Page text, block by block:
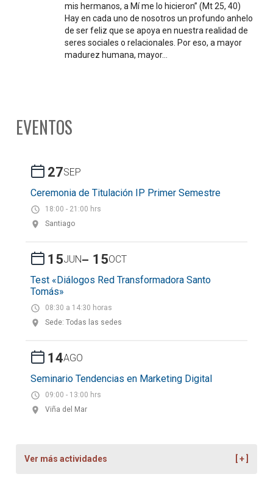
mis hermanos, a Mí me lo hicieron” (Mt 25, 40)
Hay en cada uno de nosotros un profundo anhelo
de ser feliz que se apoya en nuestra realidad de
seres sociales o relacionales. Por eso, a mayor
madurez humana, mayor…
EVENTOS
27SEP
Ceremonia de Titulación IP Primer Semestre
18:00 - 21:00 hrs
Santiago
15JUN- 15OCT
Test «Diálogos Red Transformadora Santo
Tomás»
08:30 a 14:30 horas
Sede: Todas las sedes
14AGO
Seminario Tendencias en Marketing Digital
09:00 - 13:00 hrs
Viña del Mar
Ver más actividades